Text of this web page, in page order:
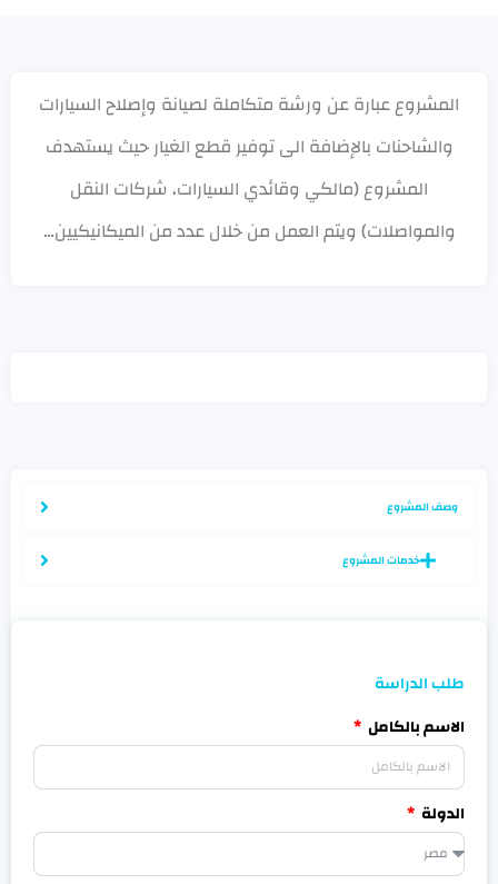
المشروع عبارة عن ورشة متكاملة لصيانة وإصلاح السيارات
والشاحنات بالإضافة الى توفير قطع الغيار حيث يستهدف
المشروع (مالكي وقائدي السيارات، شركات النقل
والمواصلات) ويتم العمل من خلال عدد من الميكانيكيين…
وصف المشروع
خدمات المشروع
طلب الدراسة
الاسم بالكامل
الدولة